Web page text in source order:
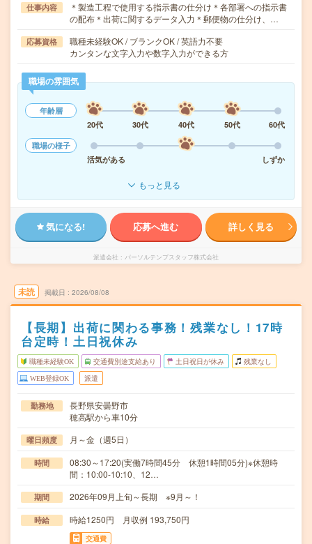
仕事内容
＊製造工程で使用する指示書の仕分け＊各部署への指示書
の配布＊出荷に関するデータ入力＊郵便物の仕分け、…
応募資格
職種未経験OK / ブランクOK / 英語力不要
カンタンな文字入力や数字入力ができる方
職場の雰囲気
年齢層
20代
30代 40代 50代
60代
職場の様子
活気がある
しずか
もっと見る
気になる! 応募へ進む 詳しく見る
派遣会社 パーソルテンプスタッフ株式会社
未読 掲載日 2026/08/08
【長期】出荷に関わる事務！残業なし！17時
台定時！土日祝休み
職種未経験OK 交通費別途支給あり 土日祝日が休み 残業なし
WEB登録OK 派遣
勤務地
長野県安曇野市
穂高駅から車10分
曜日頻度 月～金（週5日）
時間
08:30～17:20(実働7時間45分 休憩1時間05分)※休憩時
間：10:00-10:10、12…
期間 2026年09月上旬～長期 ※9月～！
時給 時給1250円 月収例 193,750円
交通費